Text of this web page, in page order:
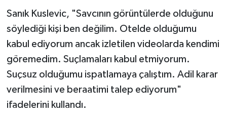
Sanık Kuslevic, "Savcının görüntülerde olduğunu
söylediği kişi ben değilim. Otelde olduğumu
kabul ediyorum ancak izletilen videolarda kendimi
göremedim. Suçlamaları kabul etmiyorum.
Suçsuz olduğumu ispatlamaya çalıştım. Adil karar
verilmesini ve beraatimi talep ediyorum"
ifadelerini kullandı.